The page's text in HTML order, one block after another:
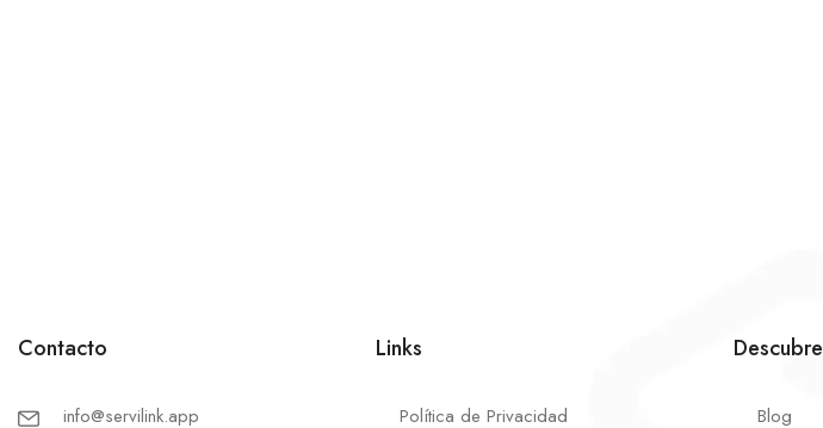
Contacto
info@servilink.app
Links
Política de Privacidad
Descubre
Blog